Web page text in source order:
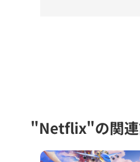
"Netflix"の関